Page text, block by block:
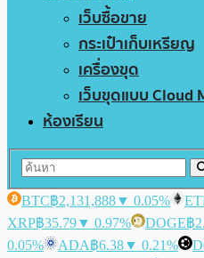
เว็บซื้อขาย
กระเป๋าเก็บเหรียญ
เครื่องขุด
เว็บขุดแบบ Cloud
ห้องเรียน
BTC฿2,131,888▼ 0.05%
XRP฿35.79▼ 0.97% DOGE฿
0.05%
ADA฿6.38▼ 0.21%